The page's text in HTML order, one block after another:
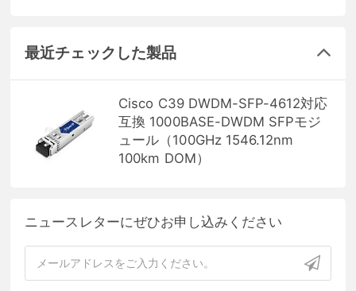
最近チェックした製品
Cisco C39 DWDM-SFP-4612対応
互換 1000BASE-DWDM SFPモジ
ュール（100GHz 1546.12nm
100km DOM）
ニュースレターにぜひお申し込みください